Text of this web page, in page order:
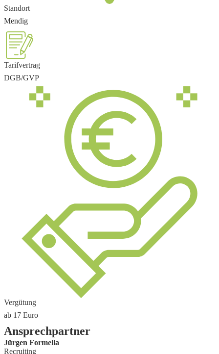
Standort
Mendig
Tarifvertrag
DGB/GVP
Vergütung
ab 17 Euro
Ansprechpartner
Jürgen Formella
Recruiting